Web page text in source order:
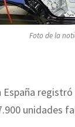
Foto de la
unidades